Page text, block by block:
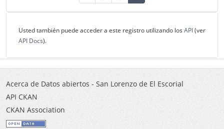
Usted también puede acceder a este registro utilizando los API(ver
API Docs).
Acerca de Datos abiertos - San Lorenzo de El Escorial
API CKAN
CKAN Association